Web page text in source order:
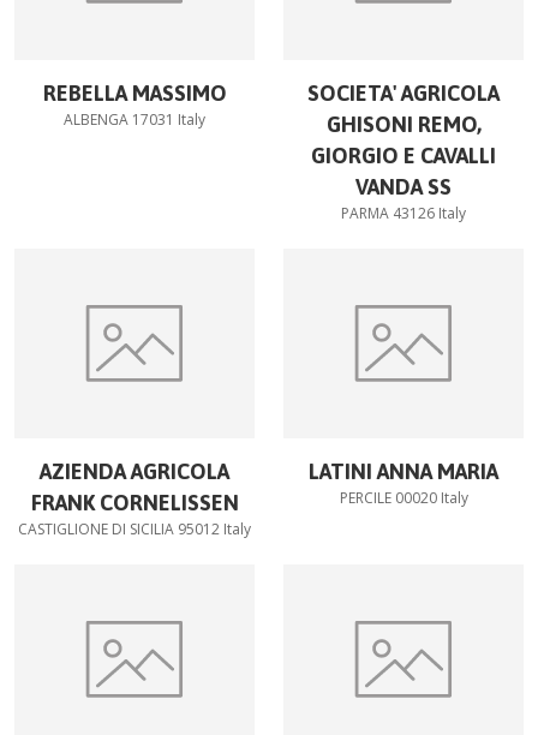
REBELLA MASSIMO
ALBENGA 17031 Italy
SOCIETA' AGRICOLA
GHISONI REMO,
GIORGIO E CAVALLI
VANDA SS
PARMA 43126 Italy
AZIENDA AGRICOLA
FRANK CORNELISSEN
CASTIGLIONE DI SICILIA 95012 Italy
LATINI ANNA MARIA
PERCILE 00020 Italy